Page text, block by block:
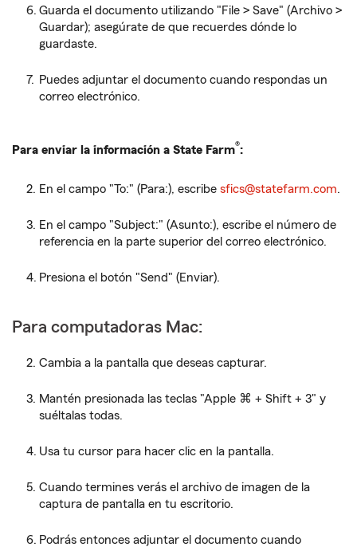
Guarda el documento utilizando "File > Save" (Archivo >
Guardar); asegúrate de que recuerdes dónde lo
guardaste.
Puedes adjuntar el documento cuando respondas un
correo electrónico.
Para enviar la información a State Farm®:
En el campo "To:" (Para:), escribe sfics@statefarm.com.
En el campo "Subject:" (Asunto:), escribe el número de
referencia en la parte superior del correo electrónico.
Presiona el botón "Send" (Enviar).
Para computadoras Mac:
Cambia a la pantalla que deseas capturar.
Mantén presionada las teclas "Apple ⌘ + Shift + 3" y
suéltalas todas.
Usa tu cursor para hacer clic en la pantalla.
Cuando termines verás el archivo de imagen de la
captura de pantalla en tu escritorio.
Podrás entonces adjuntar el documento cuando